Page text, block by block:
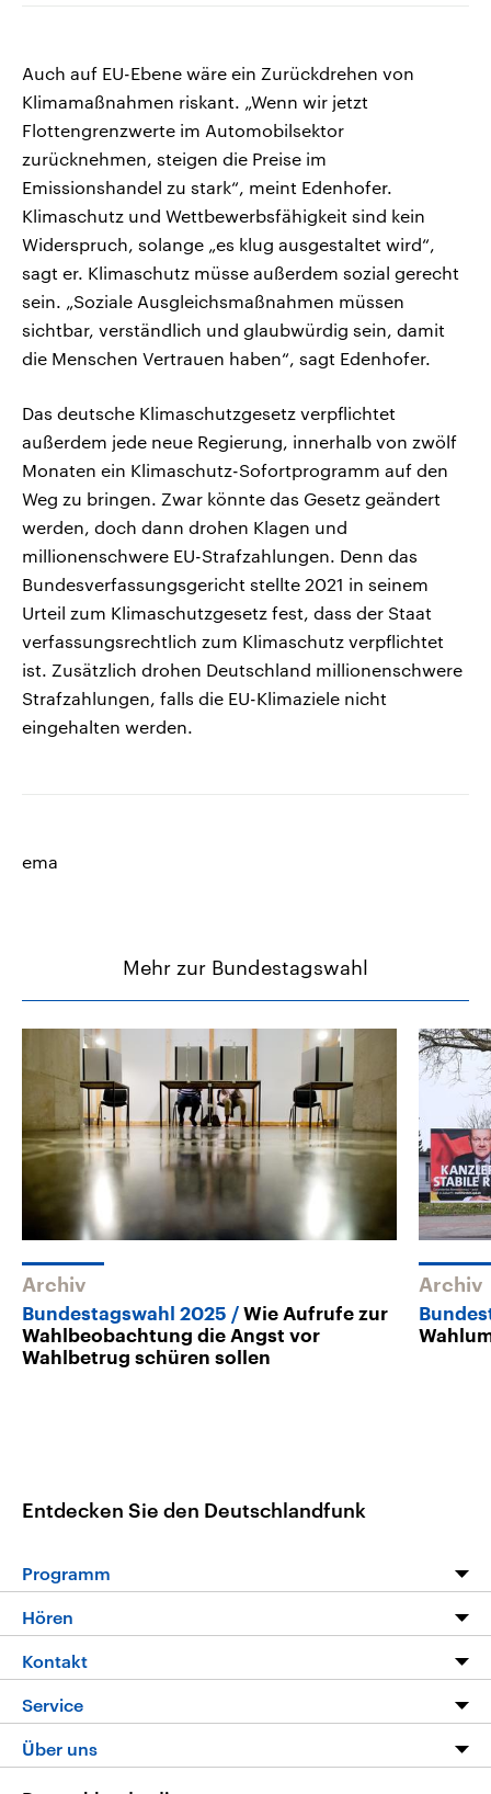
Auch auf EU-Ebene wäre ein Zurückdrehen von
Klimamaßnahmen riskant. „Wenn wir jetzt
Flottengrenzwerte im Automobilsektor
zurücknehmen, steigen die Preise im
Emissionshandel zu stark“, meint Edenhofer.
Klimaschutz und Wettbewerbsfähigkeit sind kein
Widerspruch, solange „es klug ausgestaltet wird“,
sagt er. Klimaschutz müsse außerdem sozial gerecht
sein. „Soziale Ausgleichsmaßnahmen müssen
sichtbar, verständlich und glaubwürdig sein, damit
die Menschen Vertrauen haben“, sagt Edenhofer.
Das deutsche Klimaschutzgesetz verpflichtet
außerdem jede neue Regierung, innerhalb von zwölf
Monaten ein Klimaschutz-Sofortprogramm auf den
Weg zu bringen. Zwar könnte das Gesetz geändert
werden, doch dann drohen Klagen und
millionenschwere EU-Strafzahlungen. Denn das
Bundesverfassungsgericht stellte 2021 in seinem
Urteil zum Klimaschutzgesetz fest, dass der Staat
verfassungsrechtlich zum Klimaschutz verpflichtet
ist. Zusätzlich drohen Deutschland millionenschwere
Strafzahlungen, falls die EU-Klimaziele nicht
eingehalten werden.
ema
Mehr zur Bundestagswahl
Archiv
Bundestagswahl 2025
Wie Aufrufe zur
Wahlbeobachtung die Angst vor
Wahlbetrug schüren sollen
Archiv
Entdecken Sie den Deutschlandfunk
Programm
Programm
Die Nachrichten
Nachrichtenleicht
Neue Beiträge auf dlf.de
Hören
Livestream
Podcasts
Deutschlandfunk App
Kontakt
Hörerservice
Service
FAQ
Über uns